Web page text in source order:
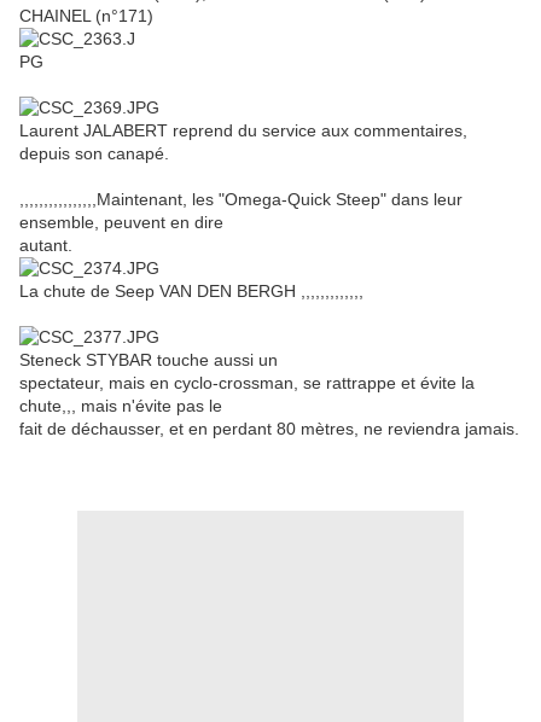
CHAINEL (n°171)
Laurent JALABERT reprend du service aux commentaires,
depuis son canapé.
,,,,,,,,,,,,,,,,Maintenant, les "Omega-Quick Steep" dans leur
ensemble, peuvent en dire
autant.
La chute de Seep VAN DEN BERGH ,,,,,,,,,,,,,
Steneck STYBAR touche aussi un
spectateur, mais en cyclo-crossman, se rattrappe et évite la
chute,,, mais n'évite pas le
fait de déchausser, et en perdant 80 mètres, ne reviendra jamais.